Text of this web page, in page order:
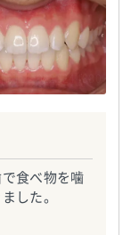
院TEL:0223244880
食べ物を噛
した。